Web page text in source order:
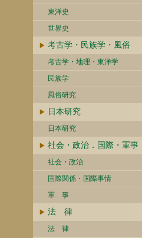
東洋史
世界史
考古学・民族学・風俗
考古学・地理・東洋学
民族学
風俗研究
日本研究
日本研究
社会・政治．国際・軍事
社会・政治
国際関係・国際事情
軍 事
法 律
法 律